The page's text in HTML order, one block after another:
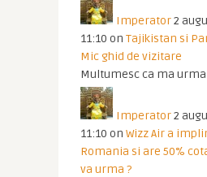
Imperator2
11:10 on Tajikistan si
Mic ghid de vizitare
Multumesc ca ma
Imperator2
11:10 on Wizz Air a
Romania si are 50%
va urma ?